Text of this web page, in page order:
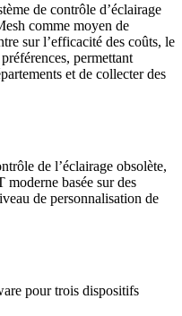
de contrôle d’éclairage
comme moyen de
sur l’efficacité des coûts, le
permettant
et de collecter des
de l’éclairage obsolète,
basée sur des
de personnalisation de
pour trois dispositifs